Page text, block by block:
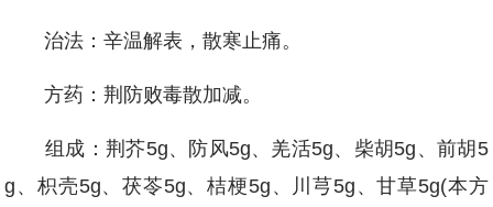
治法：辛温解表，散寒止痛。
方药：荆防败毒散加减。
组成：荆芥5g、防风5g、羌活5g、柴胡5g、前胡5
g、枳壳5g、茯苓5g、桔梗5g、川芎5g、甘草5g(本方